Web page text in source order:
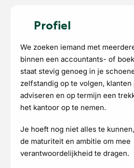
Profiel
We zoeken iemand met
binnen een accountants- of
staat stevig genoeg in je
zelfstandig op te volgen,
adviseren en op termijn een
het kantoor op te nemen.
Je hoeft nog niet alles te
de maturiteit en ambitie om mee
verantwoordelijkheid te dragen.